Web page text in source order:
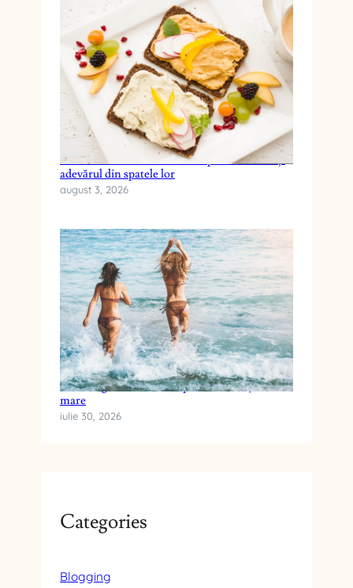
Cele mai frecvente mituri despre dieta keto și
adevărul din spatele lor
august 3, 2026
Cum alegi crema cu SPF pentru vacanța la
mare
iulie 30, 2026
Categories
Blogging